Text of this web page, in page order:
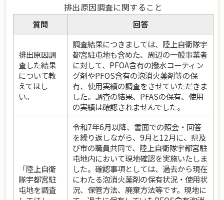
排出原因調査に関すること
質問 回答
排出原因調
査した結果
について教
えてほし
い。
調査結果につきましては、陸上自衛隊宇
都宮駐屯地も含めた、周辺の一般事業者
に対して、PFOA含有の撥水コーティン
グ剤やPFOS含有の泡消火薬剤等の保
有、使用実績の調査をさせていただきま
した。調査の結果、PFASの保有、使用
の実績は確認されませんでした。
「陸上自衛
隊宇都宮駐
屯地を調査
令和7年6月以降、書面での照会・回答
を繰り返しながら、9月と12月に、県及
び市の職員共同で、陸上自衛隊宇都宮駐
屯地内において現地確認を実施いたしま
した。確認事項としては、過去から現在
にわたる泡消火薬剤の保有状況・使用状
況、保管方法、廃棄方法等です。現地に